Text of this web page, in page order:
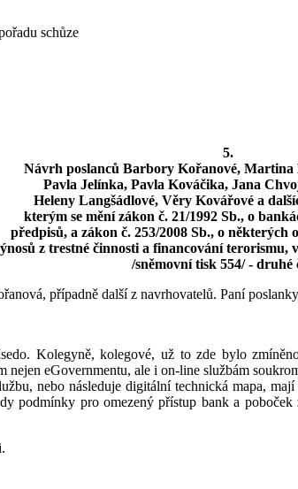
schůze
5.
Návrh poslanců Barbory Kořanové, Martina
Pavla Jelínka, Pavla Kováčika, Jana
Heleny Langšádlové, Věry Kovářové a
kterým se mění zákon č. 21/1992 Sb., o
předpisů, a zákon č. 253/2008 Sb., o některých
z trestné činnosti a financování terorismu,
/sněmovní tisk 554/ - druhé
případně další z navrhovatelů. Paní
Kolegyně, kolegové, už to zde bylo
nejen eGovernmentu, ale i on-line službám
nebo následuje digitální technická mapa,
podmínky pro omezený přístup bank a